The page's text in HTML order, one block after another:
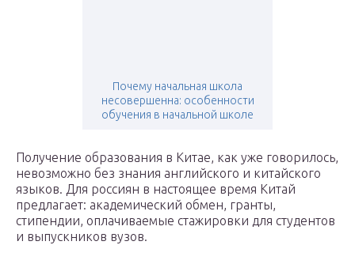
Почему начальная школа
несовершенна: особенности
обучения в начальной школе
Получение образования в Китае, как уже говорилось,
невозможно без знания английского и китайского
языков. Для россиян в настоящее время Китай
предлагает: академический обмен, гранты,
стипендии, оплачиваемые стажировки для студентов
и выпускников вузов.